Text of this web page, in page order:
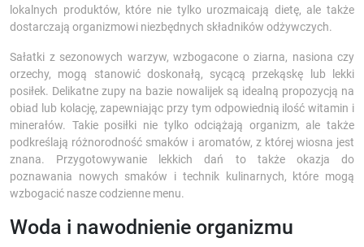
lokalnych produktów, które nie tylko urozmaicają dietę, ale także
dostarczają organizmowi niezbędnych składników odżywczych.
Sałatki z sezonowych warzyw, wzbogacone o ziarna, nasiona czy
orzechy, mogą stanowić doskonałą, sycącą przekąskę lub lekki
posiłek. Delikatne zupy na bazie nowalijek są idealną propozycją na
obiad lub kolację, zapewniając przy tym odpowiednią ilość witamin i
minerałów. Takie posiłki nie tylko odciążają organizm, ale także
podkreślają różnorodność smaków i aromatów, z której wiosna jest
znana. Przygotowywanie lekkich dań to także okazja do
poznawania nowych smaków i technik kulinarnych, które mogą
wzbogacić nasze codzienne menu.
Woda i nawodnienie organizmu